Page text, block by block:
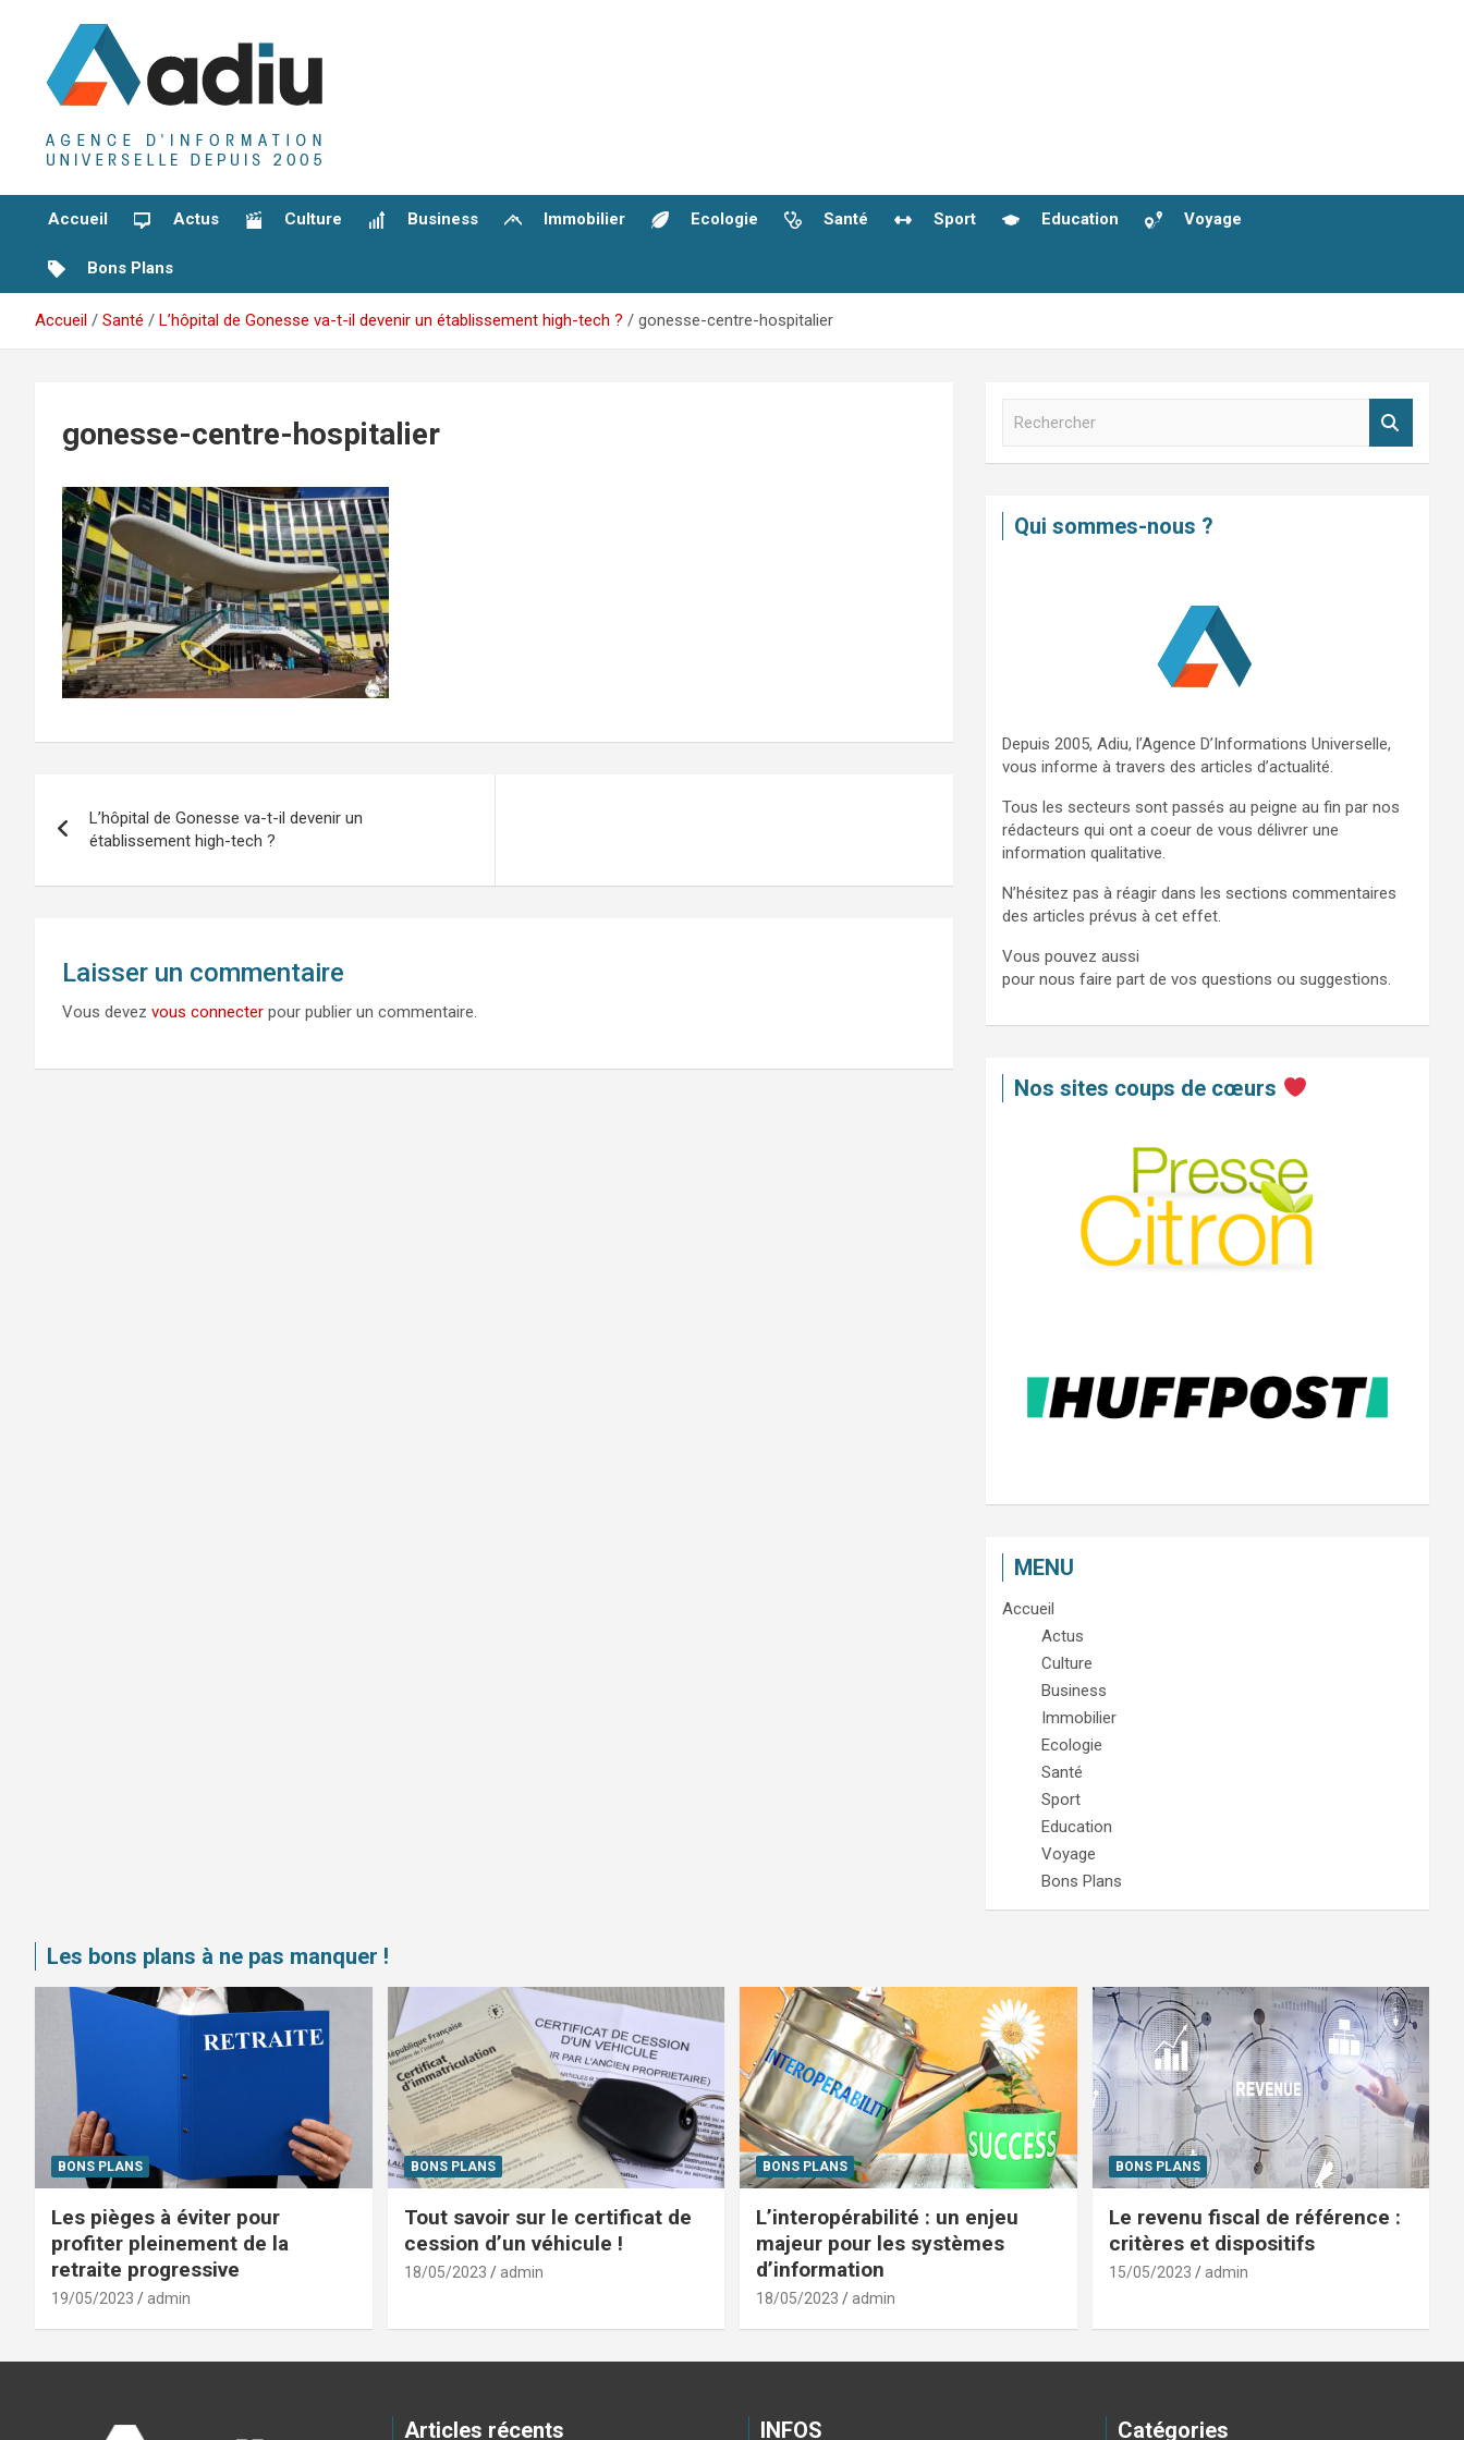
Adiu
Accueil
Actus Culture Business Immobilier Ecologie Santé Sport Education Voyage
Bons Plans
Accueil Santé L’hôpital de Gonesse va-t-il devenir un établissement high-tech ? gonesse-centre-hospitalier
gonesse-centre-hospitalier
de
l’article
L’hôpital de Gonesse va-t-il devenir un
établissement high-tech ?
Laisser un commentaire
Vous devez vous connecter pour publier un commentaire.
c
Qui sommes-nous ?
Depuis 2005, Adiu, l’Agence D’Informations Universelle,
vous informe à travers des articles d’actualité.
Tous les secteurs sont passés au peigne au fin par nos
rédacteurs qui ont a coeur de vous délivrer une
information qualitative.
N’hésitez pas à réagir dans les sections commentaires
des articles prévus à cet effet.
Vous pouvez aussi
pour nous faire part de vos questions ou suggestions.
Nos sites coups de cœurs
MENU
Accueil
Actus
Culture
Business
Immobilier
Ecologie
Santé
Sport
Education
Voyage
Bons Plans
Les bons plans à ne pas manquer !
BONS PLANS
Les pièges à éviter pour
profiter pleinement de la
retraite progressive
19/05/2023 admin
BONS PLANS
Tout savoir sur le certificat de
cession d’un véhicule !
18/05/2023 admin
BONS PLANS
L’interopérabilité : un enjeu
majeur pour les systèmes
d’information
18/05/2023 admin
BONS PLANS
Le revenu fiscal de référence :
critères et dispositifs
15/05/2023 admin
Articles récents INFOS Catégories